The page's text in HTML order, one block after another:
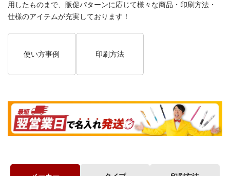
用したものまで、販促パターンに応じて様々な商品・印刷方法・
仕様のアイテムが充実しております！
使い方事例 印刷方法